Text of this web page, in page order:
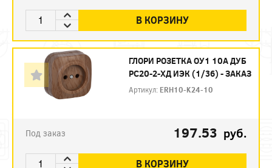
В КОРЗИНУ
ГЛОРИ РОЗЕТКА ОУ1 10А ДУБ
РС20-2-ХД ИЭК (1/36) - ЗАКАЗ
Артикул: ERH10-K24-10
Под заказ 197.53 руб.
В КОРЗИНУ